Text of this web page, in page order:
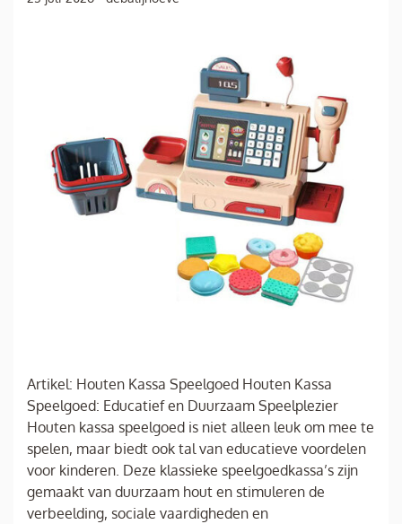
Artikel: Houten Kassa Speelgoed Houten Kassa
Speelgoed: Educatief en Duurzaam Speelplezier
Houten kassa speelgoed is niet alleen leuk om mee te
spelen, maar biedt ook tal van educatieve voordelen
voor kinderen. Deze klassieke speelgoedkassa’s zijn
gemaakt van duurzaam hout en stimuleren de
verbeelding, sociale vaardigheden en